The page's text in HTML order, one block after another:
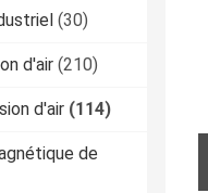
(30)
d'air (210)
d'air (114)
de